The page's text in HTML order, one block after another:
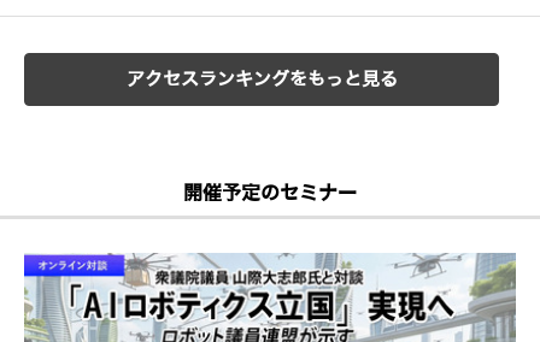
アクセスランキングをもっと見る
開催予定のセミナー